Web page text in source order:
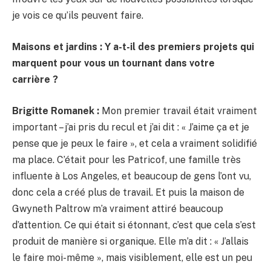
je vois ce qu’ils peuvent faire.
Maisons et jardins : Y a-t-il des premiers projets qui
marquent pour vous un tournant dans votre
carrière ?
Brigitte Romanek : Mon premier travail était vraiment
important – j’ai pris du recul et j’ai dit : « J’aime ça et je
pense que je peux le faire », et cela a vraiment solidifié
ma place. C’était pour les Patricof, une famille très
influente à Los Angeles, et beaucoup de gens l’ont vu,
donc cela a créé plus de travail. Et puis la maison de
Gwyneth Paltrow m’a vraiment attiré beaucoup
d’attention. Ce qui était si étonnant, c’est que cela s’est
produit de manière si organique. Elle m’a dit : « J’allais
le faire moi-même », mais visiblement, elle est un peu